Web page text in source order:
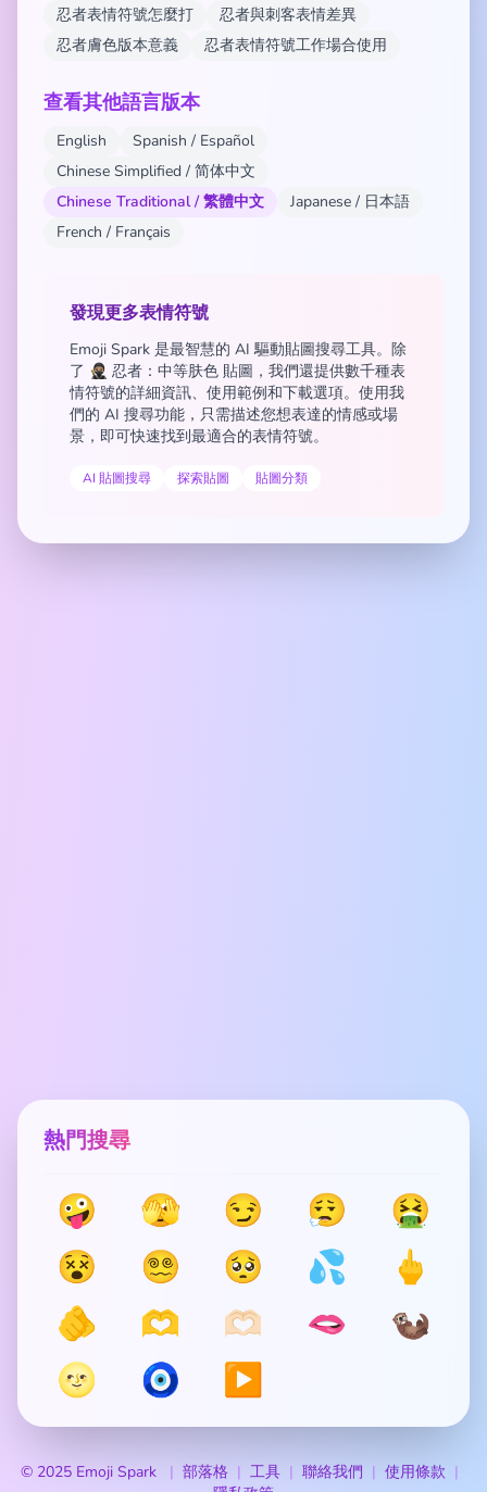
忍者表情符號怎麼打
忍者與刺客表情差異
忍者膚色版本意義
忍者表情符號工作場合使用
查看其他語言版本
English
Spanish / Español
Chinese Simplified / 简体中文
Chinese Traditional / 繁體中文
Japanese / 日本語
French / Français
發現更多表情符號
Emoji Spark 是最智慧的 AI 驅動貼圖搜尋工具。除
了 🥷🏽 忍者：中等肤色 貼圖，我們還提供數千種表
情符號的詳細資訊、使用範例和下載選項。使用我
們的 AI 搜尋功能，只需描述您想表達的情感或場
景，即可快速找到最適合的表情符號。
AI 貼圖搜尋 探索貼圖 貼圖分類
熱門搜尋
🤪 🫣 😏 😮‍💨
🤮
😵
😵‍💫 🥺 💦
🖕
🫵
🫶 🫶🏻 🫦
🦦
🌝
🧿 ▶️
© 2025 Emoji Spark 部落格 工具 聯絡我們
使用條款